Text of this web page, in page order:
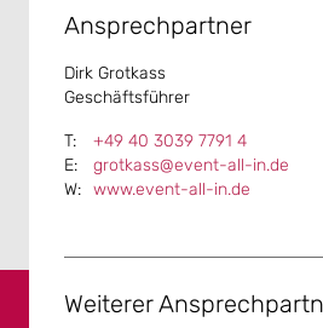
Ihren Anlass. Unsere
Abteilung achtet darauf, dass die
Unser „all inklusive“ Angebot
beinhaltet:
Die Location in oder rund um
Catering
Den Partyservice und die
Ansprechpartner
Dirk Grotkass
Geschäftsführer
+49 40 3039 7791 4
grotkass@event-all-in.de
www.event-all-in.de
Weiterer